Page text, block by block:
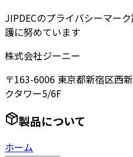
JIPDECのプライバシーマー
護に努めています
株式会社ジーニー
〒163-6006 東京都新宿区西
クタワー5/6F
製品について
ホーム